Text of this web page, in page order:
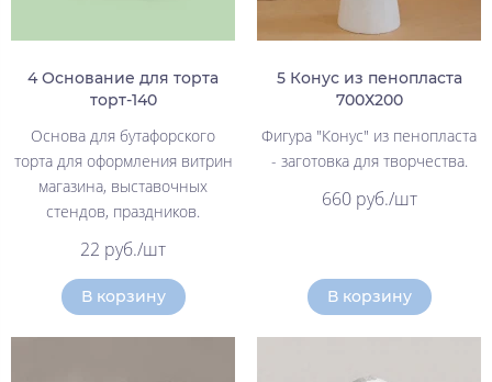
4 Основание для торта
торт-140
Основа для бутафорского
торта для оформления витрин
магазина, выставочных
стендов, праздников.
22 руб./шт
В корзину
5 Конус из пенопласта
700Х200
Фигура "Конус" из пенопласта
- заготовка для творчества.
660 руб./шт
В корзину